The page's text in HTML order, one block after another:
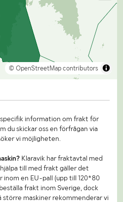
© OpenStreetMap contributors
information om frakt för
du skickar oss en förfrågan via
vi möjligheten.
Klaravik har fraktavtal med
till med frakt gäller det
inom en EU-pall (upp till 120*80
frakt inom Sverige, dock
maskiner rekommenderar vi